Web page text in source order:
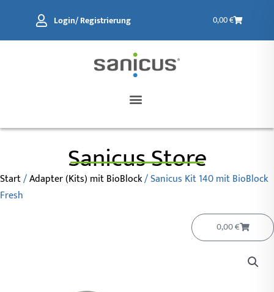
springen
Login/ Registrierung 0,00€Warenkorb
Sanicus Store
Start/Adapter (Kits) mit BioBlock/ Sanicus Kit 140 mit BioBlock
Fresh
0,00€